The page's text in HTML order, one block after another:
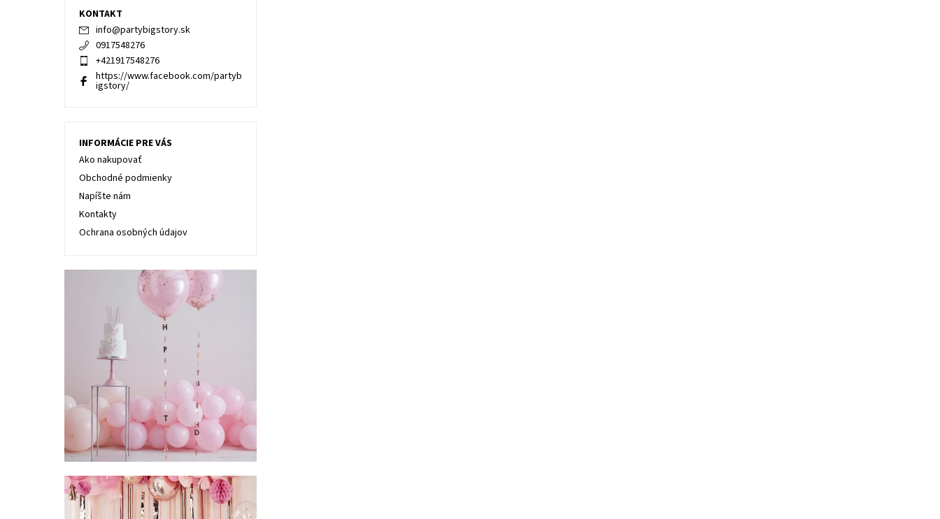
KONTAKT
info@partybigstory.sk
0917548276
+421917548276
https://www.facebook.com/partyb
igstory/
INFORMÁCIE PRE VÁS
Ako nakupovať
Obchodné podmienky
Napíšte nám
Kontakty
Ochrana osobných údajov